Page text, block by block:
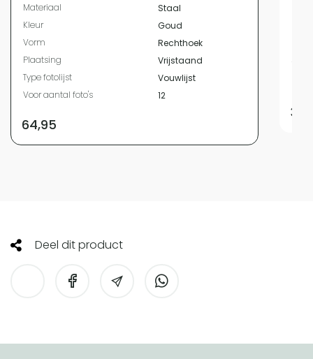
Materiaal
Staal
Kleur
Goud
Vorm
Rechthoek
Plaatsing
Vrijstaand
Type fotolijst
Vouwlijst
Voor aantal foto's
12
64,95
Deel dit product